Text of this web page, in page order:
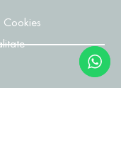
Cookies